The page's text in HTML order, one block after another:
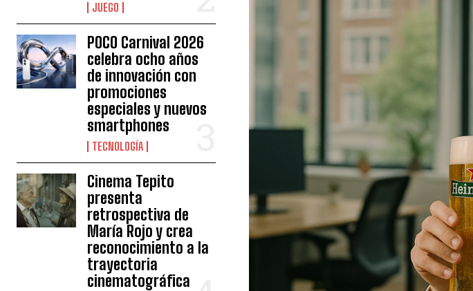
JUEGO
POCO Carnival 2026
celebra ocho años
de innovación con
promociones
especiales y nuevos
smartphones
TECNOLOGÍA
Cinema Tepito
presenta
retrospectiva de
María Rojo y crea
reconocimiento a la
trayectoria
cinematográfica